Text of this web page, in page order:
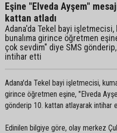
Eşine "Elveda Ayşem"
kattan atladı
Adana'da Tekel bayi
bunalıma girince öğretmen
çok sevdim" diye SMS
intihar etti
Adana'da Tekel bayi işletmecisi,
girince öğretmen eşine, "Elveda
gönderip 10. kattan atlayarak intihar
Edinilen bilgiye göre, olay merkez